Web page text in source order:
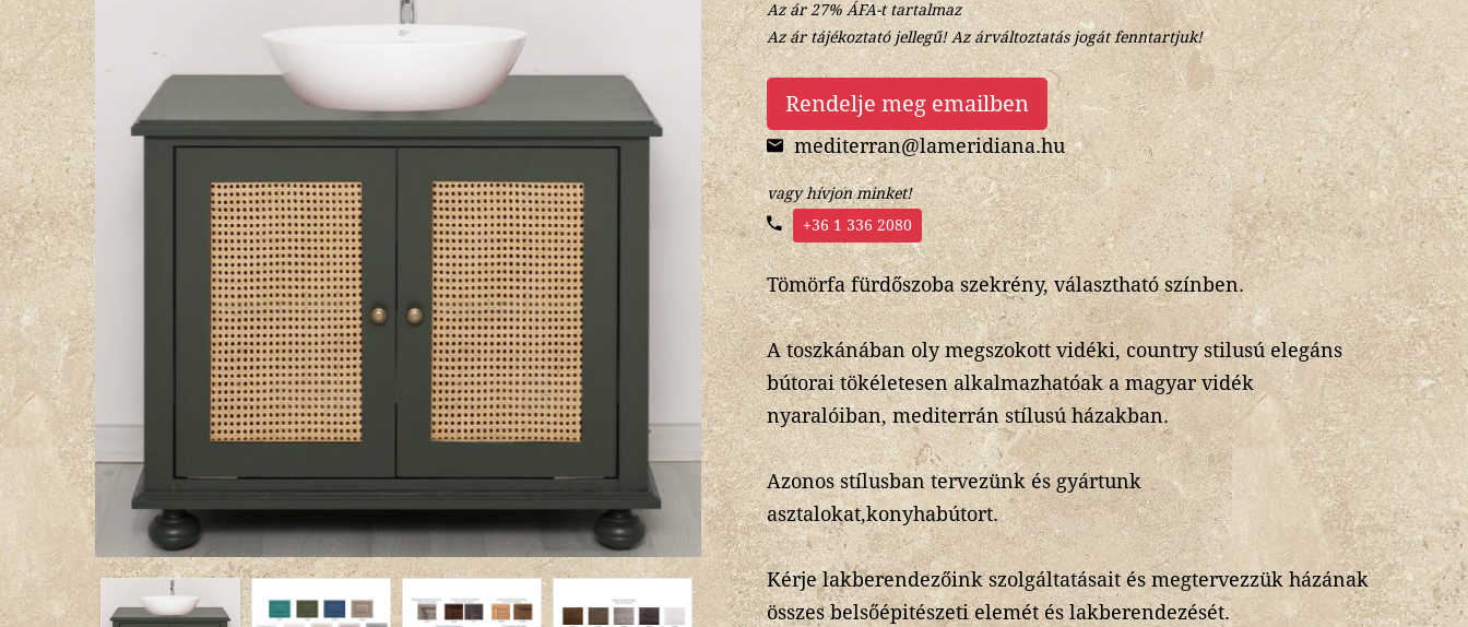
Az ár 27% ÁFA-t tartalmaz
Az ár tájékoztató jellegű! Az árváltoztatás jogát fenntartjuk!
Rendelje meg emailben
mediterran@lameridiana.hu
vagy hívjon minket!
+36 1 336 2080
Tömörfa fürdőszoba szekrény, választható színben.
A toszkánában oly megszokott vidéki, country stilusú elegáns
bútorai tökéletesen alkalmazhatóak a magyar vidék
nyaralóiban, mediterrán stílusú házakban.
Azonos stílusban tervezünk és gyártunk
asztalokat,konyhabútort.
Kérje lakberendezőink szolgáltatásait és megtervezzük házának
összes belsőépitészeti elemét és lakberendezését.